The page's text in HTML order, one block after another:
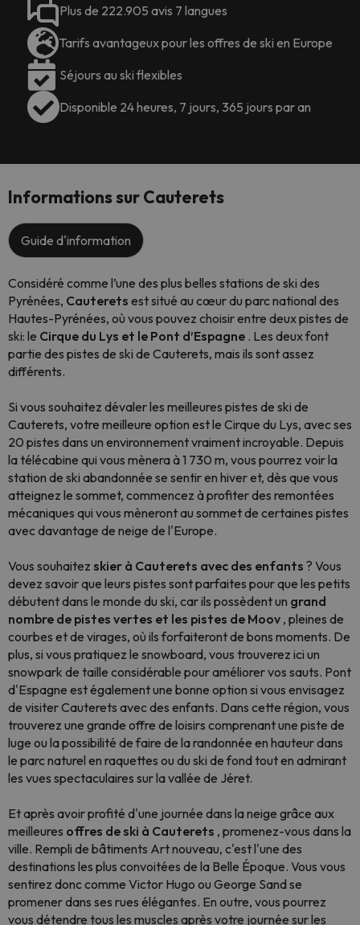
Plus de 222.905 avis 7 langues
Tarifs avantageux pour les offres de ski en Europe
Séjours au ski flexibles
Disponible 24 heures, 7 jours, 365 jours par an
Informations sur Cauterets
Guide d'information
Considéré comme l’une des plus belles stations de ski des
Pyrénées, Cauterets est situé au cœur du parc national des
Hautes-Pyrénées, où vous pouvez choisir entre deux pistes de
ski: le Cirque du Lys et le Pont d’Espagne . Les deux font
partie des pistes de ski de Cauterets, mais ils sont assez
différents.
Si vous souhaitez dévaler les meilleures pistes de ski de
Cauterets, votre meilleure option est le Cirque du Lys, avec ses
20 pistes dans un environnement vraiment incroyable. Depuis
la télécabine qui vous mènera à 1 730 m, vous pourrez voir la
station de ski abandonnée se sentir en hiver et, dès que vous
atteignez le sommet, commencez à profiter des remontées
mécaniques qui vous mèneront au sommet de certaines pistes
avec davantage de neige de l'Europe.
Vous souhaitez skier à Cauterets avec des enfants ? Vous
devez savoir que leurs pistes sont parfaites pour que les petits
débutent dans le monde du ski, car ils possèdent un grand
nombre de pistes vertes et les pistes de Moov , pleines de
courbes et de virages, où ils forfaiteront de bons moments. De
plus, si vous pratiquez le snowboard, vous trouverez ici un
snowpark de taille considérable pour améliorer vos sauts. Pont
d'Espagne est également une bonne option si vous envisagez
de visiter Cauterets avec des enfants. Dans cette région, vous
trouverez une grande offre de loisirs comprenant une piste de
luge ou la possibilité de faire de la randonnée en hauteur dans
le parc naturel en raquettes ou du ski de fond tout en admirant
les vues spectaculaires sur la vallée de Jéret.
Et après avoir profité d'une journée dans la neige grâce aux
meilleures offres de ski à Cauterets , promenez-vous dans la
ville. Rempli de bâtiments Art nouveau, c'est l'une des
destinations les plus convoitées de la Belle Époque. Vous vous
sentirez donc comme Victor Hugo ou George Sand se
promener dans ses rues élégantes. En outre, vous pourrez
vous détendre tous les muscles après votre journée sur les